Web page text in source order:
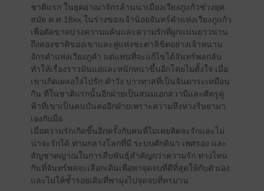
ชาติแรก ในยุคอาณาจักรล้านนาเมืองเวียงภูแก้วช่วงยุค
สมัย ค.ศ.18xx ในร่างของเจ้าน้อยจันทร์คำแห่งเวียงภูแก้ว
เพื่อตัดขาดบ่วงความแค้นและความรักที่ผูกแน่นยาวนาน
ถึงสองชาติของเขาและคู่แห่งชะตาลิขิตอย่างเจ้าหนาน
จักรคำแห่งเวียงภูคำ แต่แทนที่จะแก้ไขได้จันทร์พลกลับ
ทำให้เรื่องราวมันแย่และหนักหนาขึ้นอีกโดยไม่ตั้งใจ เมื่อ
เขาเกิดเผลอใจไปรัก คำวัง บ่าวทาสที่เป็นจันดาระเหมือน
กัน ที่ในชาติแรกนั้นอีกฝ่ายเป็นสนมเอกสวามีและศัตรูคู่
ฟ้าที่เขาเป็นคนบั่นคออีกฝ่ายเพราะความหึงหวงริษยามา
เองกับมือ
เมื่อความรักเกิดขึ้นอีกครั้งกับคนที่ไม่เคยคิดจะรักและไม่
น่าจะรักได้ ท่ามกลางโลกที่มี ระบบศักดินา เพศรอง และ
สัญชาตญาณในการสืบพันธุ์สำคัญกว่าความรัก ทางไหน
กันที่จันทร์พลจะเลือกเดินเพื่อหาจุดจบที่ดีที่สุดให้กับตัวเอง
และไม่ให้ซ้ำรอยเดิมที่พามุ่งไปจุดจบที่ทรมาน